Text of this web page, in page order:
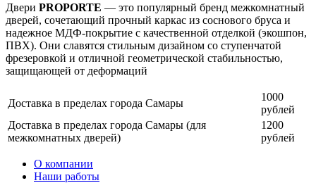
Двери PROPORTE — это популярный бренд межкомнатный
дверей, сочетающий прочный каркас из соснового бруса и
надежное МДФ-покрытие с качественной отделкой (экошпон,
ПВХ). Они славятся стильным дизайном со ступенчатой
фрезеровкой и отличной геометрической стабильностью,
защищающей от деформаций
Доставка в пределах города Самары
1000
рублей
Доставка в пределах города Самары (для
межкомнатных дверей)
1200
рублей
О компании
Наши работы